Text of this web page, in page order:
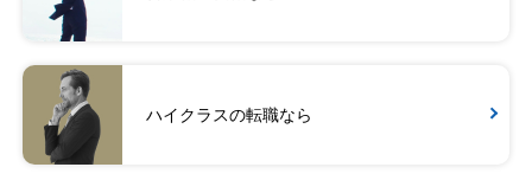
ハイクラスの転職なら